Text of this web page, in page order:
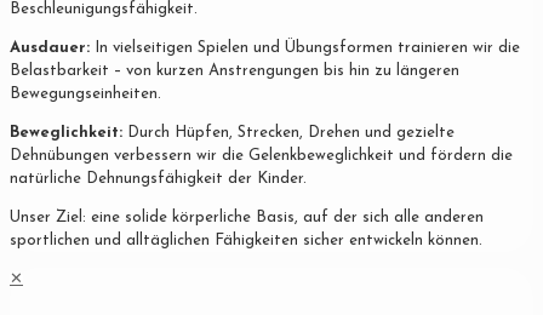
Beschleunigungsfähigkeit.
Ausdauer: In vielseitigen Spielen und Übungsformen trainieren wir die
Belastbarkeit – von kurzen Anstrengungen bis hin zu längeren
Bewegungseinheiten.
Beweglichkeit: Durch Hüpfen, Strecken, Drehen und gezielte
Dehnübungen verbessern wir die Gelenkbeweglichkeit und fördern die
natürliche Dehnungsfähigkeit der Kinder.
Unser Ziel: eine solide körperliche Basis, auf der sich alle anderen
sportlichen und alltäglichen Fähigkeiten sicher entwickeln können.
✕